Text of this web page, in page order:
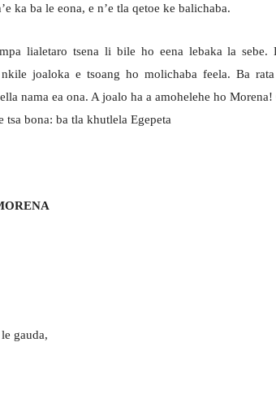
ka ba le eona, e n’e tla qetoe ke balichaba.
lialetaro tsena li bile ho eena lebaka la sebe.
joaloka e tsoang ho molichaba feela. Ba
nama ea ona. A joalo ha a amohelehe ho
bona: ba tla khutlela Egepeta
gauda,